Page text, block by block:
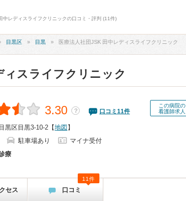
中レディスライフクリニックの口コミ・評判 (11件)
目黒区 目黒 医療法人社団JSK 田中レディスライフクリニック
ィスライフクリニック
この病院の
看護師求人
3.30 ？ 口コミ 11件
黒区目黒3-10-2 【地図 】
駐車場あり
マイナ受付
療
セス 口コミ
11件